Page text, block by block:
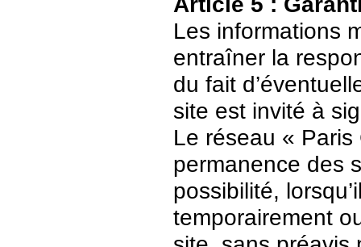
Les informations
entraîner la
du fait
site est invité à
Le réseau «
permanence des
possibilité,
temporairement